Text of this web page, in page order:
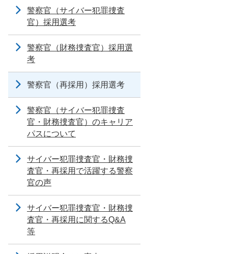
警察官（サイバー犯罪捜査
官）採用選考
警察官（財務捜査官）採用選
考
警察官（再採用）採用選考
警察官（サイバー犯罪捜査
官・財務捜査官）のキャリア
パスについて
サイバー犯罪捜査官・財務捜
査官・再採用で活躍する警察
官の声
サイバー犯罪捜査官・財務捜
査官・再採用に関するQ&A
等